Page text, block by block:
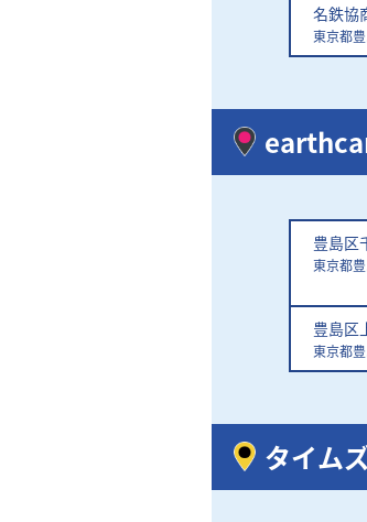
名鉄協
東京都
豊島区
東京都
豊島区
東京都
タイム